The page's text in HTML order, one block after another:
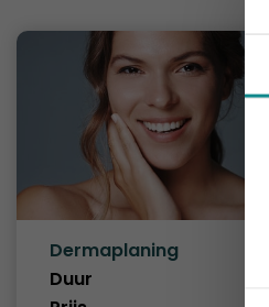
Dermaplaning
Duur